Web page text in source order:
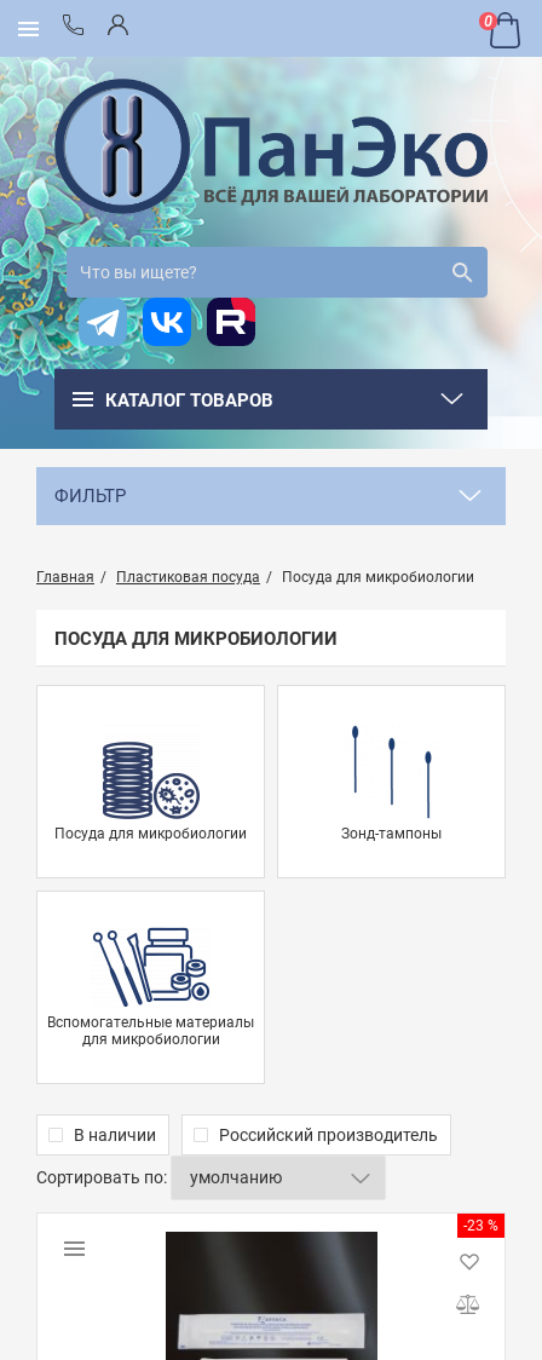
0
КАТАЛОГ ТОВАРОВ
ФИЛЬТР
Главная Пластиковая посуда Посуда для микробиологии
ПОСУДА ДЛЯ МИКРОБИОЛОГИИ
Посуда для микробиологии Зонд-тампоны
Вспомогательные материалы
для микробиологии
В наличии Российский производитель
Сортировать по:
-23 %